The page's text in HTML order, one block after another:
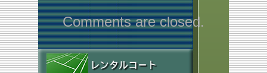
Comments are closed.